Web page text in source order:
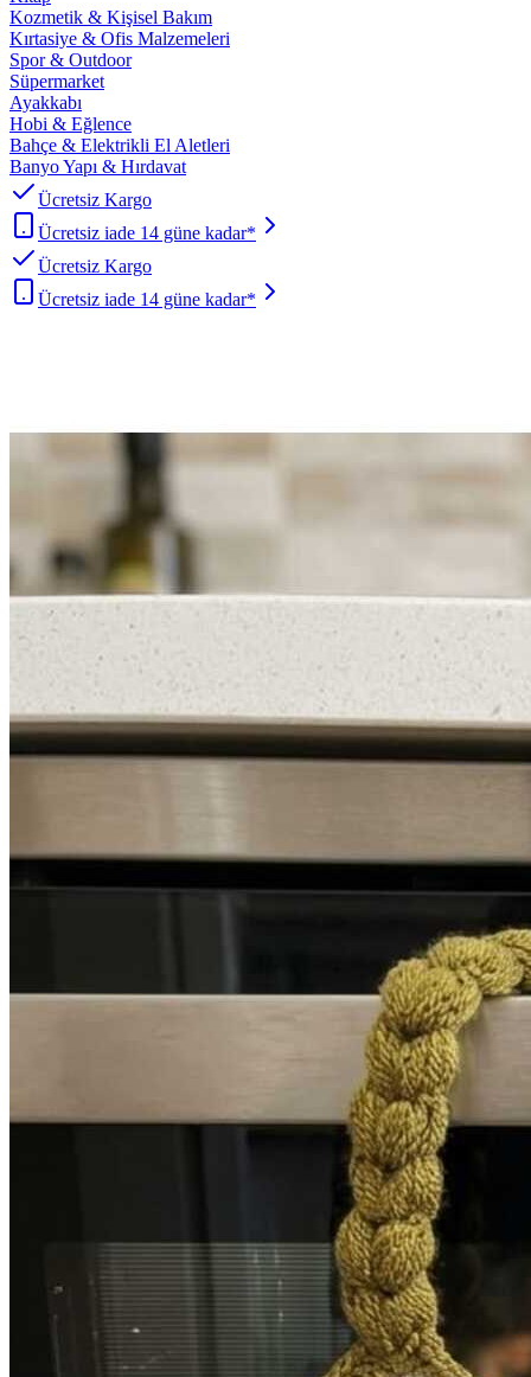
Kozmetik & Kişisel Bakım
Kırtasiye & Ofis Malzemeleri
Spor & Outdoor
Süpermarket
Ayakkabı
Hobi & Eğlence
Bahçe & Elektrikli El Aletleri
Banyo Yapı & Hırdavat
Ücretsiz Kargo
Ücretsiz iade 14 güne kadar*
Ücretsiz Kargo
Ücretsiz iade 14 güne kadar*